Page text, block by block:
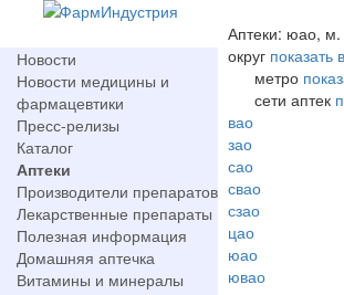
Новости
Новости медицины и
фармацевтики
Пресс-релизы
Каталог
Аптеки
Производители препаратов
Лекарственные препараты
Полезная информация
Домашняя аптечка
Витамины и минералы
Аптеки: юао, м.
округ показать
метро
сети аптек
вао
зао
сао
свао
сзао
цао
юао
ювао